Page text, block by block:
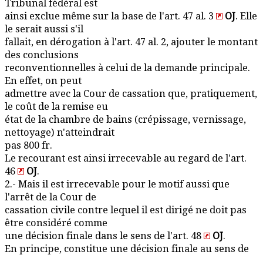
Tribunal fédéral est
ainsi exclue même sur la base de l'art. 47 al. 3
OJ. Elle
le serait aussi s'il
fallait, en dérogation à l'art. 47 al. 2, ajouter le montant
des conclusions
reconventionnelles à celui de la demande principale.
En effet, on peut
admettre avec la Cour de cassation que, pratiquement,
le coût de la remise eu
état de la chambre de bains (crépissage, vernissage,
nettoyage) n'atteindrait
pas 800 fr.
Le recourant est ainsi irrecevable au regard de l'art.
46
OJ.
2.- Mais il est irrecevable pour le motif aussi que
l'arrêt de la Cour de
cassation civile contre lequel il est dirigé ne doit pas
être considéré comme
une décision finale dans le sens de l'art. 48
OJ.
En principe, constitue une décision finale au sens de